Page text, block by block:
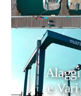
Alaggi
e Vari